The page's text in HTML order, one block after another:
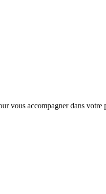
vous accompagner dans votre